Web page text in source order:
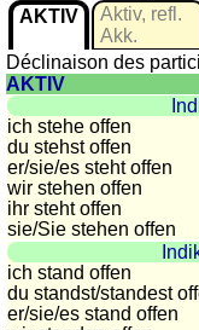
roumain
néerlandais
Utilités
Convertisseurs
d'unités
Plaques
Coucher
du
soleil
AKTIV
Aktiv, refl.
Akk.
Déclinaison des
AKTIV
ich stehe offen
du stehst offen
er/sie/es steht offen
wir stehen offen
ihr steht offen
sie/Sie stehen offen
ich stand offen
du standst/standest
er/sie/es stand offen